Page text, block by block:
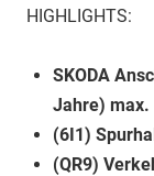
HIGHLIGHTS:
SKODA
Jahre) max.
(6I1)
(QR9)